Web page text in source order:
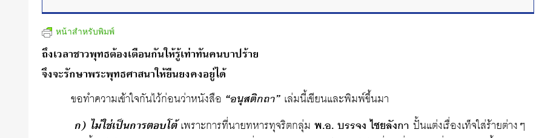
หน้าสำหรับพิมพ์
ถึงเวลาชาวพุทธต้องเตือนกันให้รู้เท่าทันคนบาปร้าย
จึงจะรักษาพระพุทธศาสนาให้ยืนยงคงอยู่ได้
ขอทำความเข้าใจกันไว้ก่อนว่าหนังสือ “อนุสติกถา” เล่มนี้เขียนและพิมพ์ขึ้นมา
ก) ไม่ใช่เป็นการตอบโต้เพราะการที่นายทหารทุจริตกลุ่มพ.อ. บรรจง ไชยลังกา ปั้นแต่งเรื่องเท็จใส่ร้ายต่างๆ